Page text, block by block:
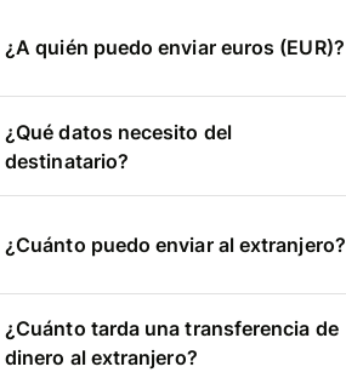
¿A quién puedo enviar euros (EUR)?
¿Qué datos necesito del
destinatario?
¿Cuánto puedo enviar al extranjero?
¿Cuánto tarda una transferencia de
dinero al extranjero?